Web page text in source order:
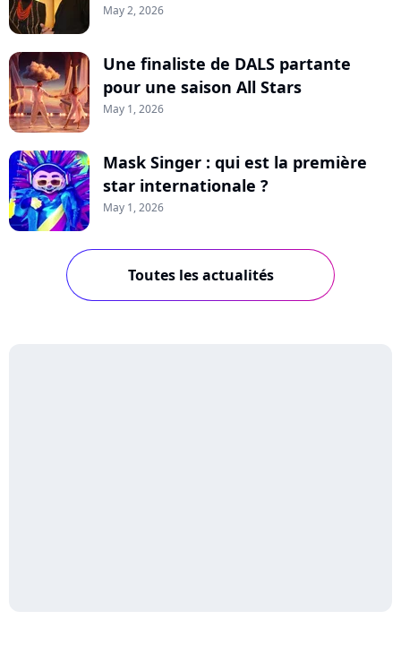
May 2, 2026
Une finaliste de DALS partante
pour une saison All Stars
May 1, 2026
Mask Singer : qui est la première
star internationale ?
May 1, 2026
Toutes les actualités